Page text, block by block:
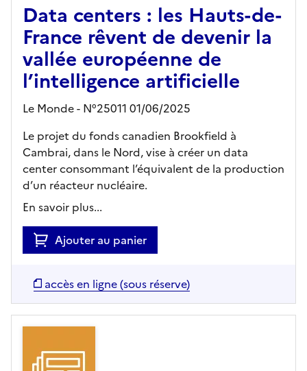
Data centers : les Hauts-de-
France rêvent de devenir la
vallée européenne de
l’intelligence artificielle
Le Monde - N°25011 01/06/2025
Le projet du fonds canadien Brookfield à
Cambrai, dans le Nord, vise à créer un data
center consommant l’équivalent de la production
d’un réacteur nucléaire.
En savoir plus...
Ajouter au panier
accès en ligne (sous réserve)